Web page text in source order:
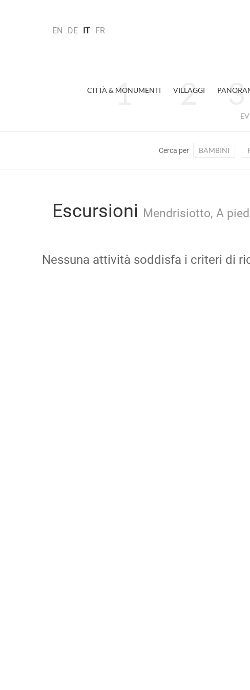
EN DE IT FR
CITTÀ & MONUMENTI VILLAGGI
Cerca per BAMBINI
Escursioni Mendrisiotto, A
Nessuna attività soddisfa i criteri di